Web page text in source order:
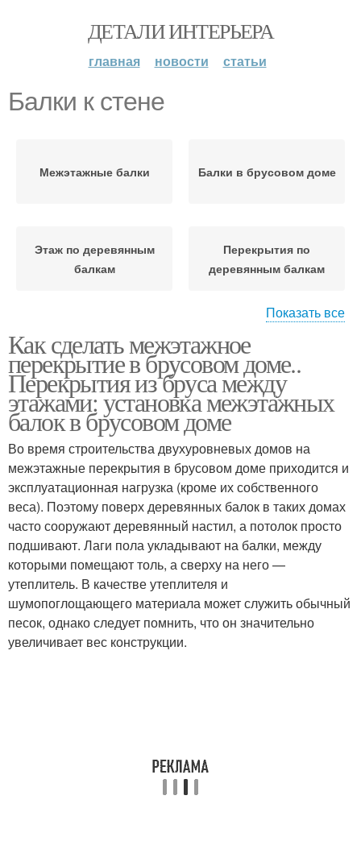
ДЕТАЛИ ИНТЕРЬЕРА
главная новости статьи
Балки к стене
Межэтажные балки Балки в брусовом доме
Этаж по деревянным
балкам
Перекрытия по
деревянным балкам
Перекрытия к стене Деревянные балки
Перекрытия к стенам
Перекрытие по
деревянным балкам
Балки со стропильной
ногой
Балки из бруса
Перекрытия из
железных балок
Несущие балки
Показать все
Как сделать межэтажное
перекрытие в брусовом доме..
Перекрытия из бруса между
этажами: установка межэтажных
балок в брусовом доме
Во время строительства двухуровневых домов на
межэтажные перекрытия в брусовом доме приходится и
эксплуатационная нагрузка (кроме их собственного
веса). Поэтому поверх деревянных балок в таких домах
часто сооружают деревянный настил, а потолок просто
подшивают. Лаги пола укладывают на балки, между
которыми помещают толь, а сверху на него —
утеплитель. В качестве утеплителя и
шумопоглощающего материала может служить обычный
песок, однако следует помнить, что он значительно
увеличивает вес конструкции.